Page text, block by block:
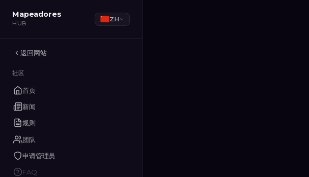
Mapeadores
HUB
ZH
返回网站
社区
首页
新闻
规则
团队
申请管理员
FAQ
Mapeadores
HUB
ZH
返回网站
社区
首页
新闻
规则
团队
申请管理员
FAQ